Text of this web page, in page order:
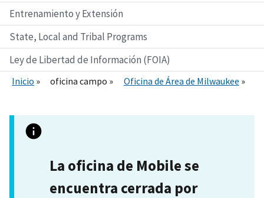
Entrenamiento y Extensión
State, Local and Tribal Programs
Ley de Libertad de Información (FOIA)
Inicio oficina campo Oficina de Área de Milwaukee
La oficina de Mobile se
encuentra cerrada por